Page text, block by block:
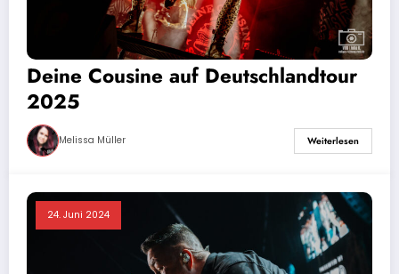
Deine Cousine auf Deutschlandtour
2025
Melissa Müller Weiterlesen
24. Juni 2024